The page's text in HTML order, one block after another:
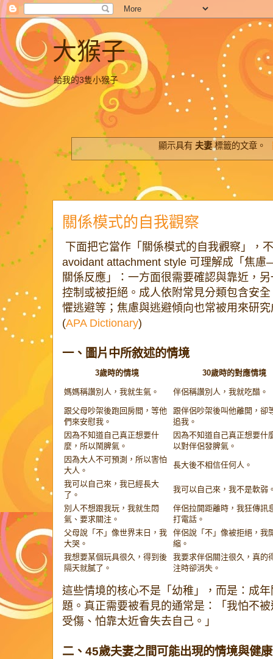
大猴子
給我的3隻小猴子
顯示具有 夫妻標籤的文章。
關係模式的自我觀察
下面把它當作「關係模式的自我觀察」，
avoidant attachment style 可理解成「焦
關係反應」：一方面很需要確認與靠近，
控制或被拒絕。成人依附常見分類包含安
懼逃避等；焦慮與逃避傾向也常被用來研
(APA Dictionary)
一、圖片中所敘述的情境
3歲時的情境 30歲時的對應情境
媽媽稱讚別人，我就生氣。 伴侶稱讚別人，我就吃醋。
跟父母吵架後跑回房間，等他
們來安慰我。
跟伴侶吵架後叫他離開，卻
追我。
因為不知道自己真正想要什
麼，所以鬧脾氣。
因為不知道自己真正想要什
以對伴侶發脾氣。
因為大人不可預測，所以害怕
大人。
長大後不相信任何人。
我可以自己來，我已經長大
了。
我可以自己來，我不是軟弱
別人不想跟我玩，我就生悶
氣、要求關注。
伴侶拉開距離時，我狂傳訊
打電話。
父母說「不」像世界末日，我
大哭。
伴侶說「不」像被拒絕，我
縮。
我想要某個玩具很久，得到後
隔天就膩了。
我要求伴侶關注很久，真的
注時卻消失。
這些情境的核心不是「幼稚」，而是：成
題。真正需要被看見的通常是：「我怕不
受傷、怕靠太近會失去自己。」
二、45歲夫妻之間可能出現的情境與健